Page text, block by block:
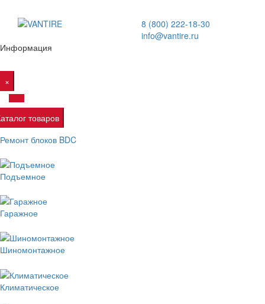
8 (800) 222-18-30
info@vantire.ru
Информация
×
товаров
Ремонт блоков BDC
Подъемное
Гаражное
Шиномонтажное
Климатическое